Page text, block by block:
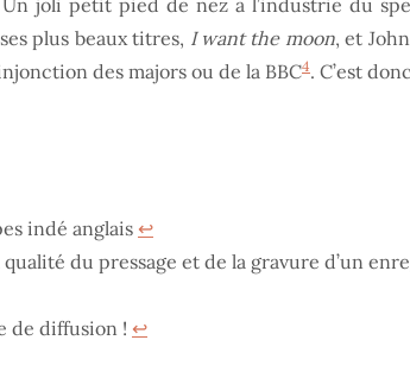
joli petit pied de nez à l’industrie du
plus beaux titres, I want the moon, et
des majors ou de la BBC4. C’est
indé anglais ↩︎
du pressage et de la gravure d’un
de diffusion ! ↩︎